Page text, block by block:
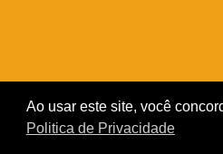
© Porto Murtinho MS - Todos os
Ao usar este site, você
Politica de Privacidade